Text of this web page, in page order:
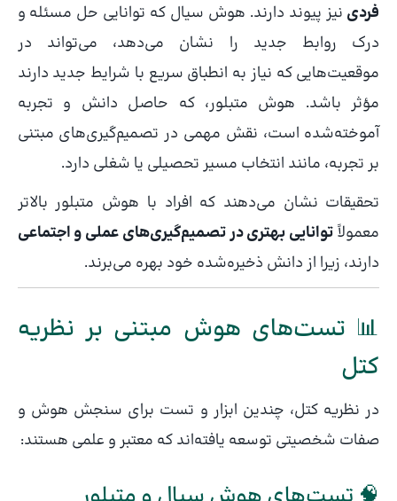
فردی نیز پیوند دارند. هوش سیال که توانایی حل مسئله و
درک روابط جدید را نشان می‌دهد، می‌تواند در
موقعیت‌هایی که نیاز به انطباق سریع با شرایط جدید دارند
مؤثر باشد. هوش متبلور، که حاصل دانش و تجربه
آموخته‌شده است، نقش مهمی در تصمیم‌گیری‌های مبتنی
بر تجربه، مانند انتخاب مسیر تحصیلی یا شغلی دارد.
تحقیقات نشان می‌دهند که افراد با هوش متبلور بالاتر
معمولاًتوانایی بهتری در تصمیم‌گیری‌های عملی و اجتماعی
دارند، زیرا از دانش ذخیره‌شده خود بهره می‌برند.
📊 تست‌های هوش مبتنی بر نظریه
کتل
در نظریه کتل، چندین ابزار و تست برای سنجش هوش و
صفات شخصیتی توسعه یافته‌اند که معتبر و علمی هستند: